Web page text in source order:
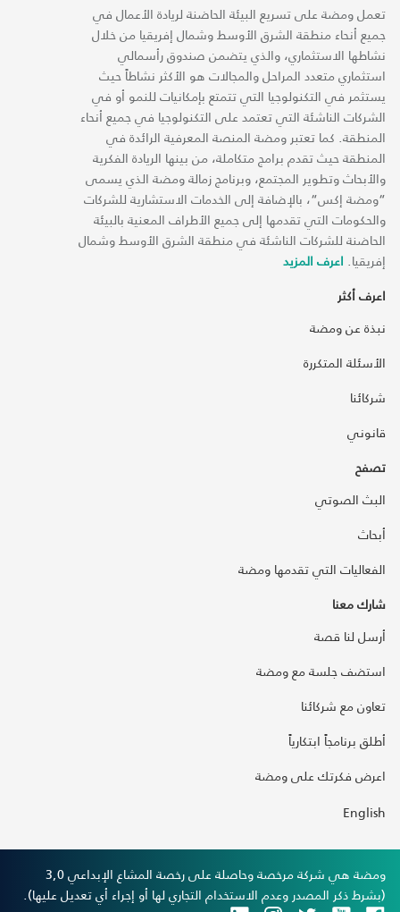
تعمل ومضة على تسريع البيئة الحاضنة لريادة الأعمال في
جميع أنحاء منطقة الشرق الأوسط وشمال إفريقيا من خلال
نشاطها الاستثماري، والذي يتضمن صندوق رأسمالي
استثماري متعدد المراحل والمجالات هو الأكثر نشاطاً حيث
يستثمر في التكنولوجيا التي تتمتع بإمكانيات للنمو أو في
الشركات الناشئة التي تعتمد على التكنولوجيا في جميع أنحاء
المنطقة. كما تعتبر ومضة المنصة المعرفية الرائدة في
المنطقة حيث تقدم برامج متكاملة، من بينها الريادة الفكرية
والأبحاث وتطوير المجتمع، وبرنامج زمالة ومضة الذي يسمى
“ومضة إكس“، بالإضافة إلى الخدمات الاستشارية للشركات
والحكومات التي تقدمها إلى جميع الأطراف المعنية بالبيئة
الحاضنة للشركات الناشئة في منطقة الشرق الأوسط وشمال
إفريقيا. اعرف المزيد
اعرف أكثر
نبذة عن ومضة
الأسئلة المتكررة
شركائنا
قانوني
تصفح
البث الصوتي
أبحاث
الفعاليات التي تقدمها ومضة
شارك معنا
أرسل لنا قصة
استضف جلسة مع ومضة
تعاون مع شركائنا
أطلق برنامجاً ابتكارياً
اعرض فكرتك على ومضة
English
ومضة هي شركة مرخصة وحاصلة على رخصة المشاع الإبداعي 3,0
(بشرط ذكر المصدر وعدم الاستخدام التجاري لها أو إجراء أي تعديل عليها).